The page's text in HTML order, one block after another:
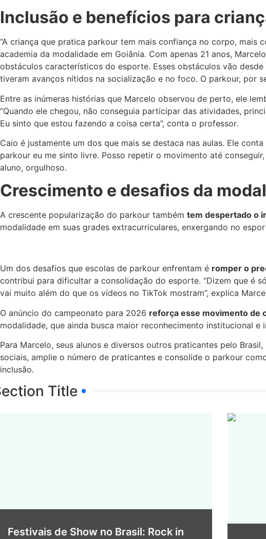
Inclusão e benefícios para
“A criança que pratica parkour tem mais confiança no corpo, mais
academia da modalidade em Goiânia. Com apenas 21 anos,
obstáculos característicos do esporte. Esses obstáculos vão
tiveram avanços nítidos na socialização e no foco. O parkour, por
Entre as inúmeras histórias que Marcelo observou de perto, ele
“Quando ele chegou, não conseguia participar das atividades,
Eu sinto que estou fazendo a coisa certa”, conta o professor.
Caio é justamente um dos que mais se destaca nas aulas. Ele
parkour eu me sinto livre. Posso repetir o movimento até
aluno, orgulhoso.
Crescimento e desafios da
A crescente popularização do parkour também tem despertado o
modalidade em suas grades extracurriculares, enxergando no
Um dos desafios que escolas de parkour enfrentam é romper o
contribui para dificultar a consolidação do esporte. “Dizem que é
vai muito além do que os vídeos no TikTok mostram”, explica
O anúncio do campeonato para 2026 reforça esse movimento de
modalidade, que ainda busca maior reconhecimento institucional e
Para Marcelo, seus alunos e diversos outros praticantes pelo
sociais, amplie o número de praticantes e consolide o parkour
inclusão.
Title
Festivais de Show no Brasil: Rock in